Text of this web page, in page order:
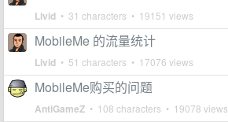
Livid • 31 characters • 19151 views
MobileMe 的流量统计
Livid • 51 characters • 17076 views
MobileMe购买的问题
AntiGameZ • 108 characters • 19078 views